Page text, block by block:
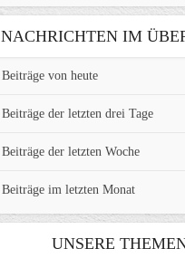
NACHRICHTEN IM
Beiträge von heute
Beiträge der letzten drei Tage
Beiträge der letzten Woche
Beiträge im letzten Monat
UNSERE